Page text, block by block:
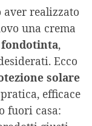
aver realizzato
una crema
,
Ecco
solare
efficace
fuori casa: